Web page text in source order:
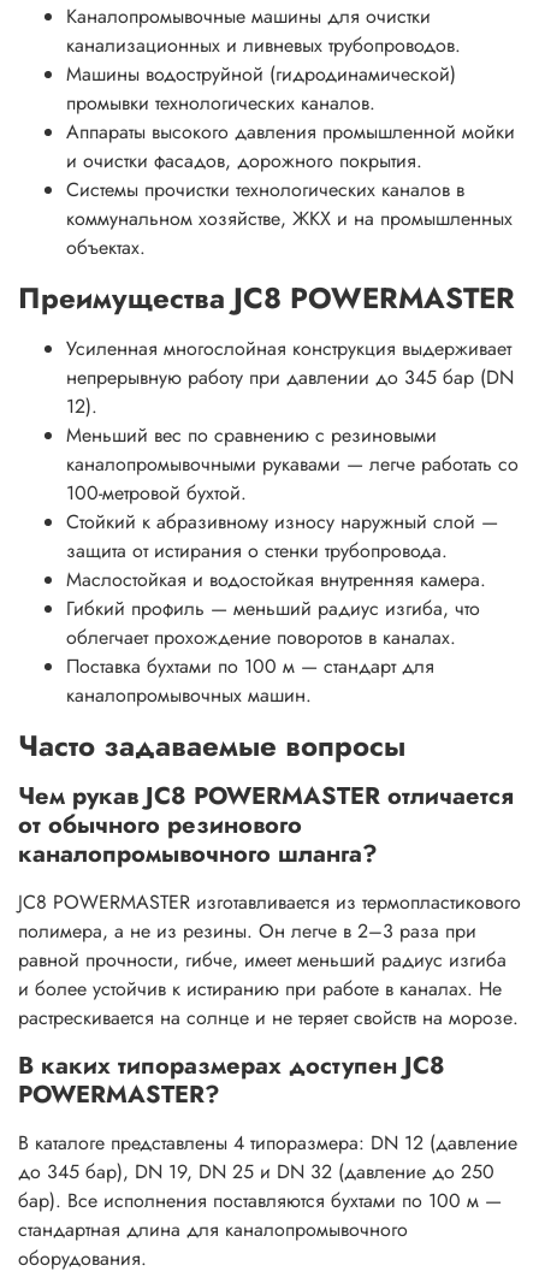
Каналопромывочные машины для очистки
канализационных и ливневых трубопроводов.
Машины водоструйной (гидродинамической)
промывки технологических каналов.
Аппараты высокого давления промышленной мойки
и очистки фасадов, дорожного покрытия.
Системы прочистки технологических каналов в
коммунальном хозяйстве, ЖКХ и на промышленных
объектах.
Преимущества JC8 POWERMASTER
Усиленная многослойная конструкция выдерживает
непрерывную работу при давлении до 345 бар (DN
12).
Меньший вес по сравнению с резиновыми
каналопромывочными рукавами — легче работать со
100-метровой бухтой.
Стойкий к абразивному износу наружный слой —
защита от истирания о стенки трубопровода.
Маслостойкая и водостойкая внутренняя камера.
Гибкий профиль — меньший радиус изгиба, что
облегчает прохождение поворотов в каналах.
Поставка бухтами по 100 м — стандарт для
каналопромывочных машин.
Часто задаваемые вопросы
Чем рукав JC8 POWERMASTER отличается
от обычного резинового
каналопромывочного шланга?
JC8 POWERMASTER изготавливается из термопластикового
полимера, а не из резины. Он легче в 2–3 раза при
равной прочности, гибче, имеет меньший радиус изгиба
и более устойчив к истиранию при работе в каналах. Не
растрескивается на солнце и не теряет свойств на морозе.
В каких типоразмерах доступен JC8
POWERMASTER?
В каталоге представлены 4 типоразмера: DN 12 (давление
до 345 бар), DN 19, DN 25 и DN 32 (давление до 250
бар). Все исполнения поставляются бухтами по 100 м —
стандартная длина для каналопромывочного
оборудования.